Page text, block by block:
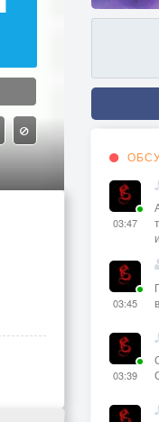
03:47
03:45
03:39